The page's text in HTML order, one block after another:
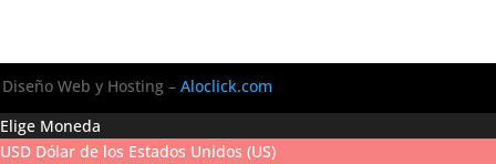
Diseño Web y Hosting –Aloclick.com
Elige Moneda
USD Dólar de los Estados Unidos (US)